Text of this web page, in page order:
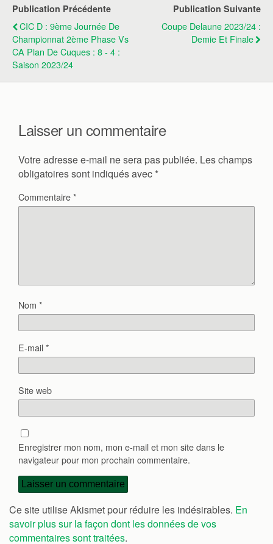
Publication Précédente
CIC D : 9ème Journée De
Championnat 2ème Phase Vs
CA Plan De Cuques : 8 - 4 :
Saison 2023/24
Publication Suivante
Coupe Delaune 2023/24 :
Demie Et Finale
Laisser un commentaire
Votre adresse e-mail ne sera pas publiée. Les champs
obligatoires sont indiqués avec *
Commentaire*
Nom *
E-mail*
Site web
Enregistrer mon nom, mon e-mail et mon site dans le
navigateur pour mon prochain commentaire.
Ce site utilise Akismet pour réduire les indésirables. En
savoir plus sur la façon dont les données de vos
commentaires sont traitées.